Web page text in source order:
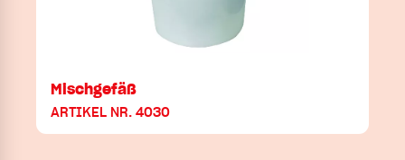
Mischgefäß
ARTIKEL NR. 4030